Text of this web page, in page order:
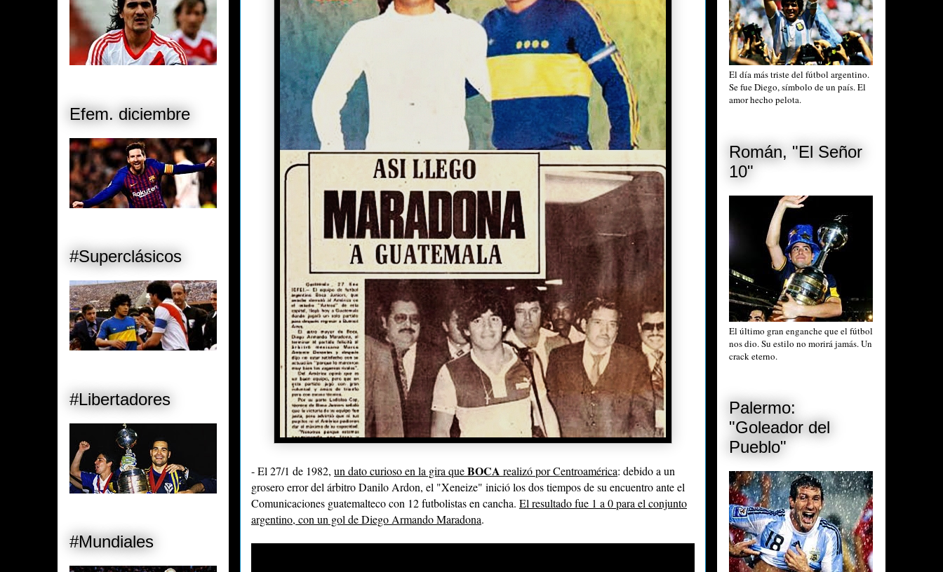
- El 27/1 de 1982, un dato curioso en la gira queBOCA realizó por Centroamérica: debido a un
grosero error del árbitro Danilo Ardon, el "Xeneize" inició los dos tiempos de su encuentro ante el
Comunicaciones guatemalteco con 12 futbolistas en cancha. El resultado fue 1 a 0 para el conjunto
argentino, con un gol de Diego Armando Maradona.
Efem. diciembre
#Superclásicos
#Libertadores
#Mundiales
El día más triste del fútbol argentino.
Se fue Diego, símbolo de un país. El
amor hecho pelota.
Román, "El Señor
10"
El último gran enganche que el fútbol
nos dio. Su estilo no morirá jamás. Un
crack eterno.
Palermo:
"Goleador del
Pueblo"